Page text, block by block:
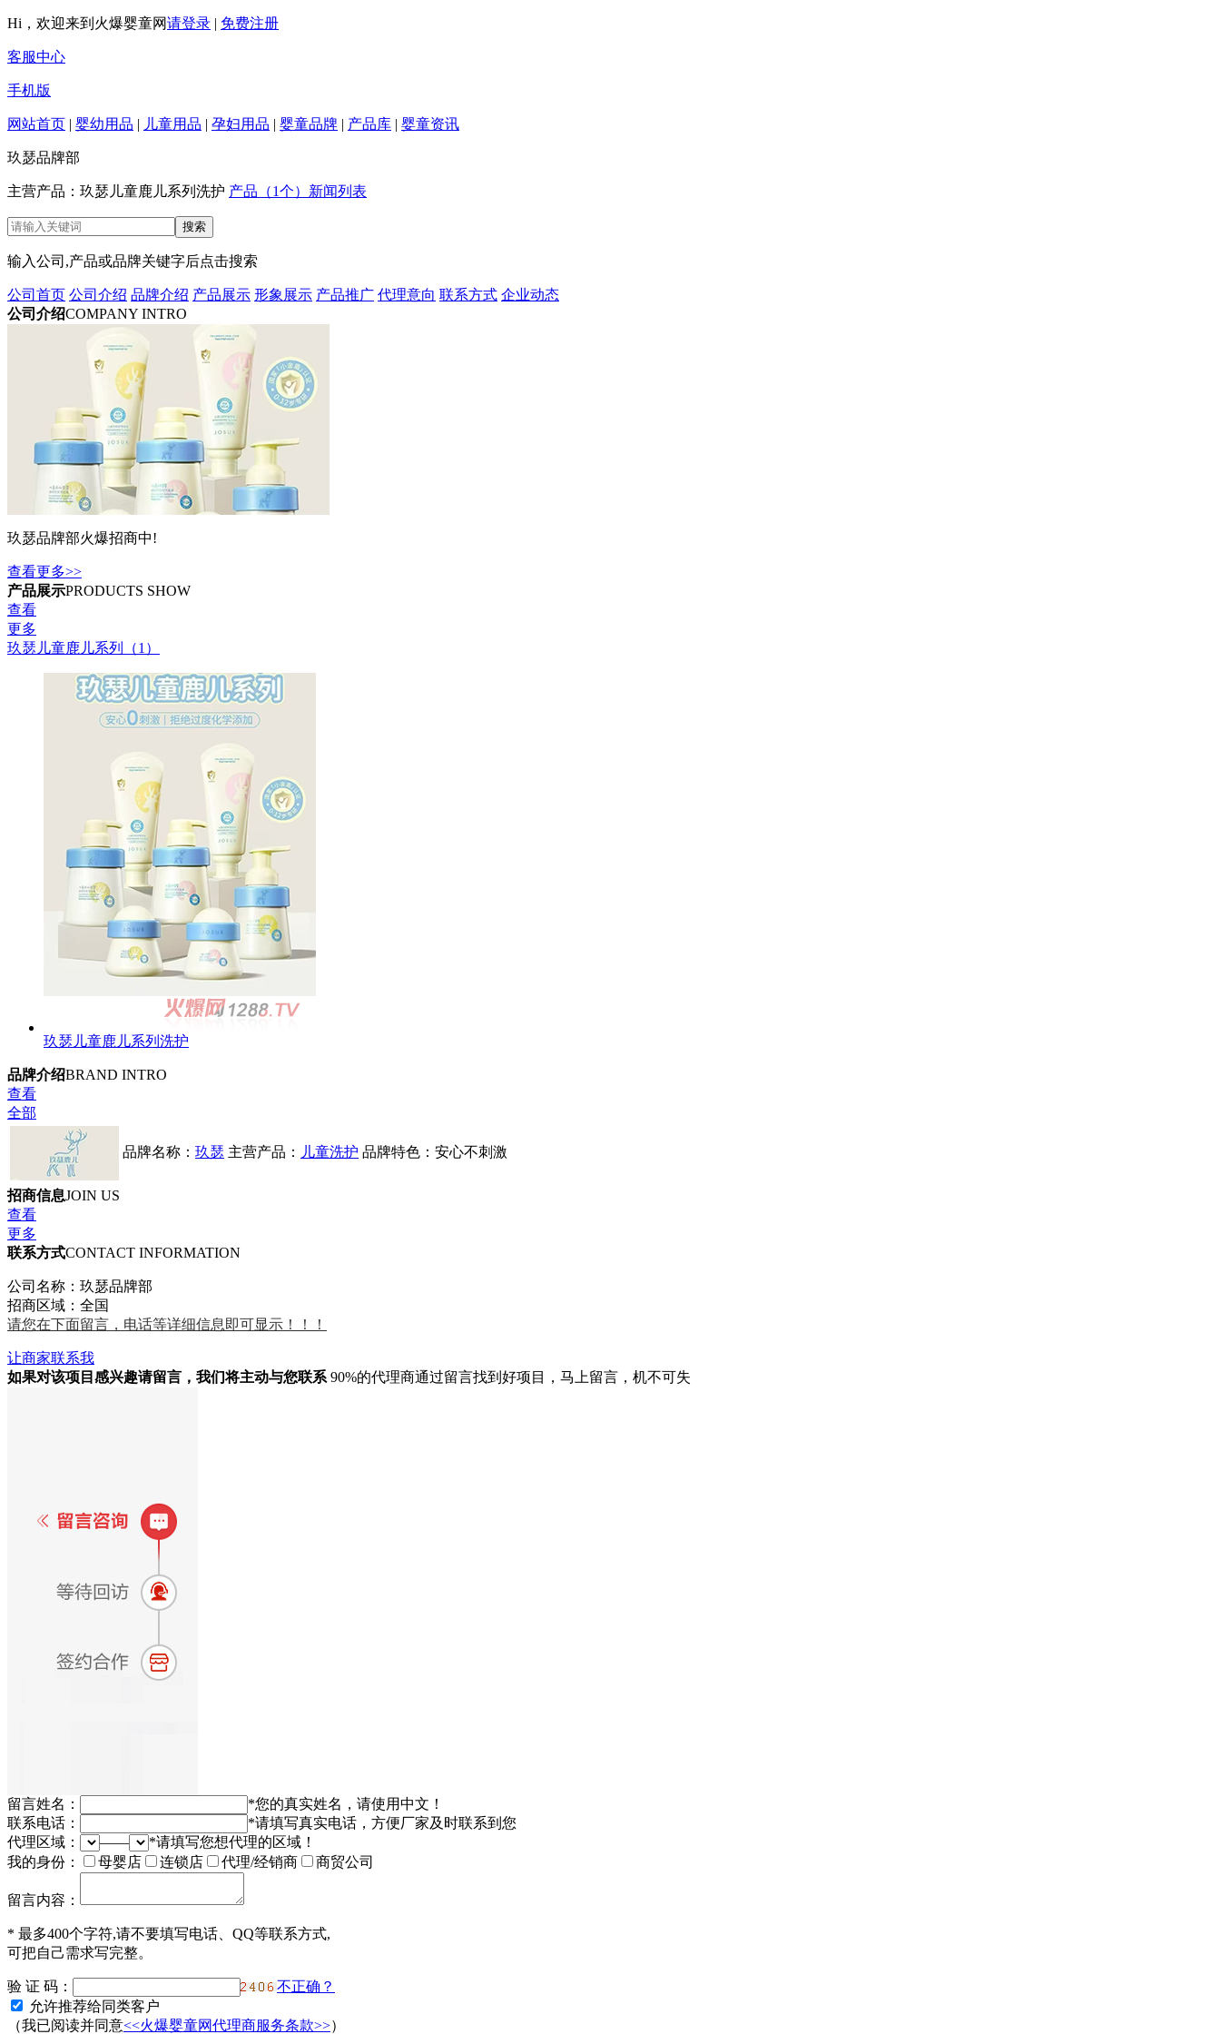
Hi，欢迎来到火爆婴童网请登录 | 免费注册
客服中心
手机版
网站首页 | 婴幼用品 | 儿童用品 | 孕妇用品 | 婴童品牌 | 产品库 | 婴童资讯
玖瑟品牌部
主营产品：玖瑟儿童鹿儿系列洗护 产品（1个） 新闻列表
输入公司,产品或品牌关键字后点击搜索
公司首页 公司介绍 品牌介绍 产品展示 形象展示 产品推广 代理意向 联系方式 企业动态
公司介绍COMPANY INTRO
玖瑟品牌部火爆招商中!
查看更多>>
产品展示PRODUCTS SHOW
查看
更多
玖瑟儿童鹿儿系列（1）
玖瑟儿童鹿儿系列洗护
品牌介绍BRAND INTRO
查看
全部
品牌名称： 玖瑟 主营产品： 儿童洗护 品牌特色：安心不刺激
招商信息JOIN US
查看
更多
联系方式CONTACT INFORMATION
公司名称：玖瑟品牌部
招商区域：全国
请您在下面留言，电话等详细信息即可显示！！！
让商家联系我
如果对该项目感兴趣请留言 ，我们将主动与您联系 90%的代理商通过留言找到好项目，马上留言，机不可失
留言姓名： *您的真实姓名，请使用中文！
联系电话：
*请填写真实电话，方便厂家及时联系到您
代理区域：
—— *请填写您想代理的区域！
我的身份：
母婴店 连锁店 代理/经销商 商贸公司
留言内容：
* 最多400个字符,请不要填写电话、QQ等联系方式,
可把自己需求写完整。
验 证 码：
不正确？
允许推荐给同类客户
（我已阅读并同意<<火爆婴童网代理商服务条款>>）